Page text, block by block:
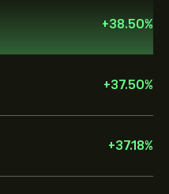
+38.50%
+37.50%
+37.18%